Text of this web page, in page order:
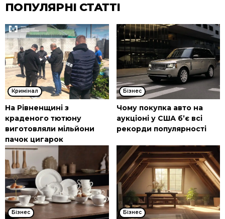
ПОПУЛЯРНІ СТАТТІ
Кримінал
На Рівненщині з
краденого тютюну
виготовляли мільйони
пачок цигарок
Бізнес
Чому покупка авто на
аукціоні у США б’є всі
рекорди популярності
Бізнес Бізнес